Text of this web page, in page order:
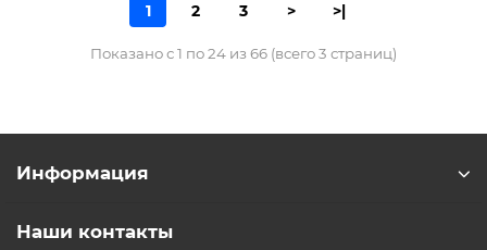
1 2 3 > >|
Показано с 1 по 24 из 66 (всего 3 страниц)
Информация
Наши контакты